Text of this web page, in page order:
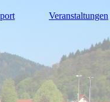
Veranstaltungen